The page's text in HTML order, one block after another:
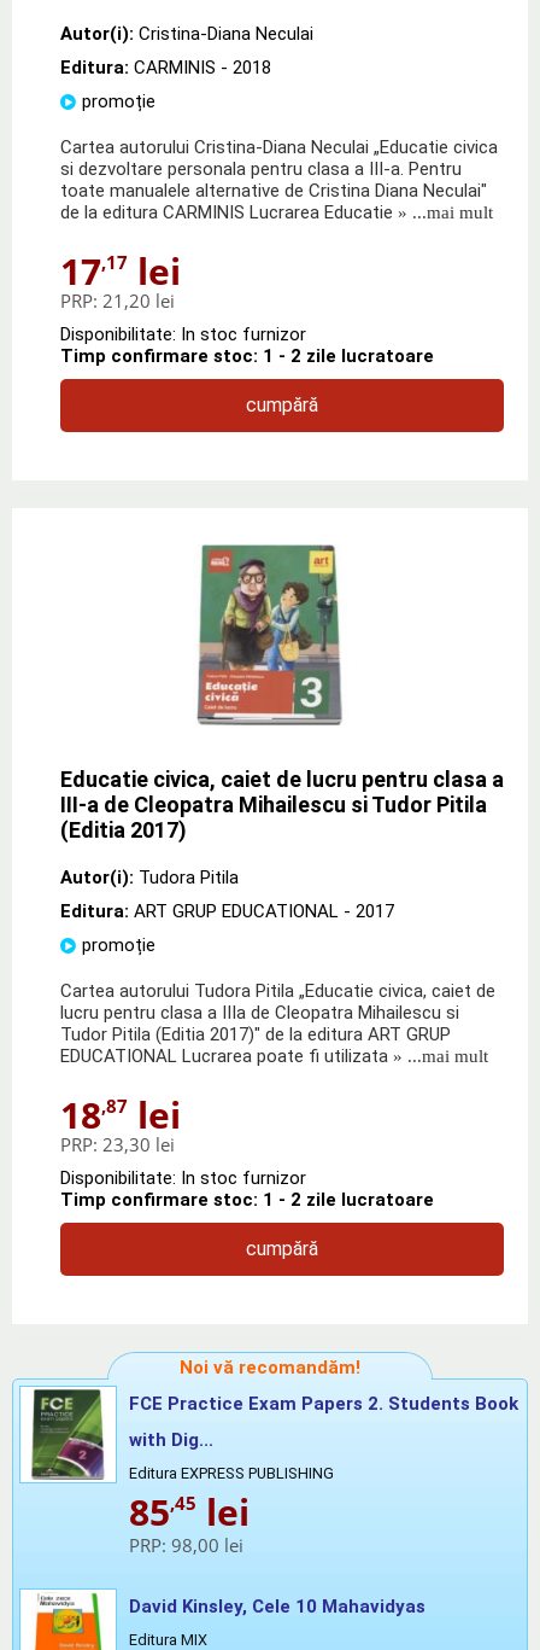
Autor(i): Cristina-Diana Neculai
Editura: CARMINIS - 2018
promoție
Cartea autorului Cristina-Diana Neculai „Educatie civica
si dezvoltare personala pentru clasa a III-a. Pentru
toate manualele alternative de Cristina Diana Neculai"
de la editura CARMINIS Lucrarea Educatie » ...mai mult
17,17 lei
PRP: 21,20 lei
Disponibilitate: In stoc furnizor
Timp confirmare stoc: 1 - 2 zile lucratoare
cumpără
Educatie civica, caiet de lucru pentru clasa a
III-a de Cleopatra Mihailescu si Tudor Pitila
(Editia 2017)
Autor(i): Tudora Pitila
Editura: ART GRUP EDUCATIONAL - 2017
promoție
Cartea autorului Tudora Pitila „Educatie civica, caiet de
lucru pentru clasa a IIIa de Cleopatra Mihailescu si
Tudor Pitila (Editia 2017)" de la editura ART GRUP
EDUCATIONAL Lucrarea poate fi utilizata » ...mai mult
18,87 lei
PRP: 23,30 lei
Disponibilitate: In stoc furnizor
Timp confirmare stoc: 1 - 2 zile lucratoare
cumpără
Noi vă recomandăm!
FCE Practice Exam Papers 2. Students Book
with Dig...
Editura EXPRESS PUBLISHING
85,45 lei
PRP: 98,00 lei
David Kinsley, Cele 10 Mahavidyas
Editura MIX